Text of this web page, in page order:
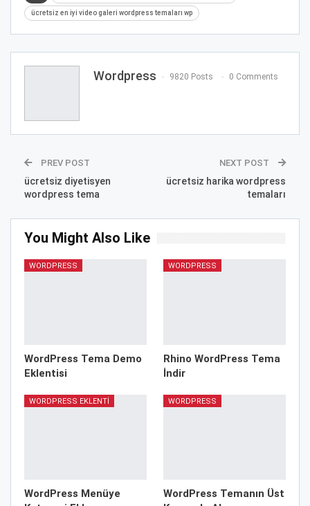
ücretsiz en iyi video galeri wordpress temaları wp
Wordpress 9820 Posts 0 Comments
PREV POST
ücretsiz diyetisyen
wordpress tema
NEXT POST
ücretsiz harika wordpress
temaları
You Might Also Like
WORDPRESS
WordPress Tema Demo
Eklentisi
WORDPRESS
Rhino WordPress Tema
İndir
WORDPRESS EKLENTI
WordPress Menüye
WORDPRESS
WordPress Temanın Üst